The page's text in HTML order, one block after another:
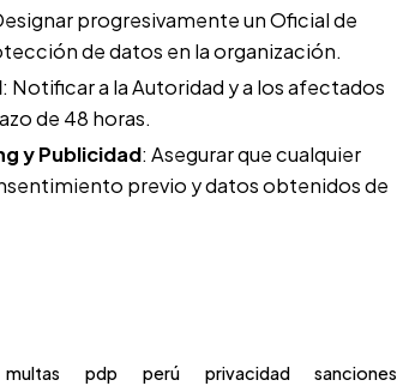
progresivamente un Oficial de
de datos en la organización.
: Notificar a la Autoridad y a los afectados
de 48 horas.
y Publicidad: Asegurar que cualquier
previo y datos obtenidos de
multas pdp perú privacidad sanciones